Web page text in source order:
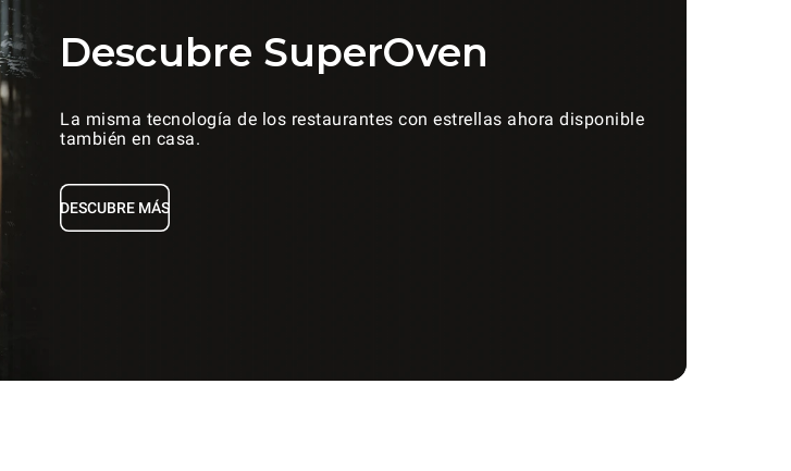
Descubre SuperOven
La misma tecnología de los restaurantes con estrellas ahora disponible
también en casa.
DESCUBRE MÁS